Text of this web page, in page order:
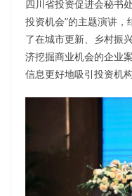
四川省投资促进会秘书
投资机会”的主题演讲
了在城市更新、乡村振
济挖掘商业机会的企业
信息更好地吸引投资机